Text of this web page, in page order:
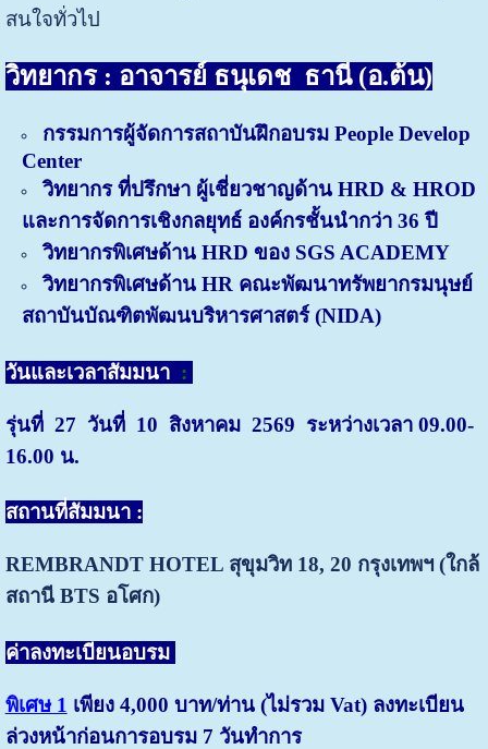
สนใจทั่วไป
วิทยากร : อาจารย์ ธนุเดช ธานี (อ.ต้น)
กรรมการผู้จัดการสถาบันฝึกอบรม People Develop
Center
วิทยากร ที่ปรึกษา ผู้เชี่ยวชาญด้าน HRD & HROD
และการจัดการเชิงกลยุทธ์ องค์กรชั้นนำกว่า 36 ปี
วิทยากรพิเศษด้าน HRD ของ SGS ACADEMY
วิทยากรพิเศษด้าน HR คณะพัฒนาทรัพยากรมนุษย์
สถาบันบัณฑิตพัฒนบริหารศาสตร์ (NIDA)
วันและเวลาสัมมนา :
รุ่นที่ 27 วันที่ 10 สิงหาคม 2569 ระหว่างเวลา 09.00-
16.00 น.
สถานที่สัมมนา :
REMBRANDT HOTEL สุขุมวิท 18, 20 กรุงเทพฯ (ใกล้
สถานี BTS อโศก)
ค่าลงทะเบียนอบรม
พิเศษ 1 เพียง 4,000 บาท/ท่าน (ไม่รวม Vat) ลงทะเบียน
ล่วงหน้าก่อนการอบรม 7 วันทำการ